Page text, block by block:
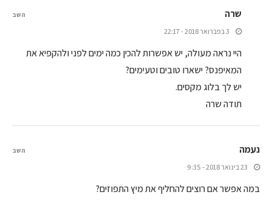
שרה
3 בפברואר 2018 - 22:17
היי נראה מעולה, יש אפשרות להכין כמה ימים לפני ולהקפיא את
המאיפנס? ישארו טובים וטעימים?
יש לך בלוג מקסים.
תודה שרה
השב
נעמה
23 בינואר 2018 - 9:35
במה אפשר אם רוצים להחליף את מיץ התפוזים?
השב